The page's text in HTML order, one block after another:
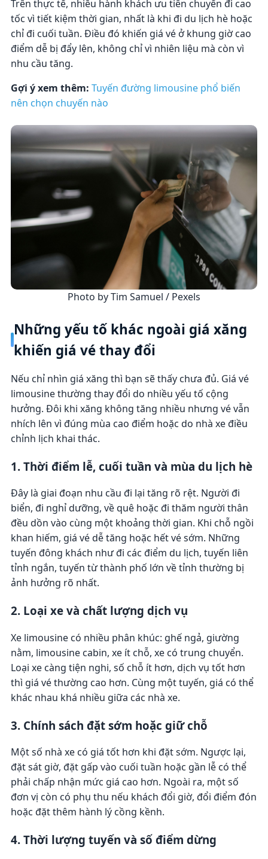
Trên thực tế, nhiều hành khách ưu tiên chuyến đi cao
tốc vì tiết kiệm thời gian, nhất là khi đi du lịch hè hoặc
chỉ đi cuối tuần. Điều đó khiến giá vé ở khung giờ cao
điểm dễ bị đẩy lên, không chỉ vì nhiên liệu mà còn vì
nhu cầu tăng.
Gợi ý xem thêm: Tuyến đường limousine phổ biến
nên chọn chuyến nào
Photo by Tim Samuel / Pexels
Những yếu tố khác ngoài giá xăng
khiến giá vé thay đổi
Nếu chỉ nhìn giá xăng thì bạn sẽ thấy chưa đủ. Giá vé
limousine thường thay đổi do nhiều yếu tố cộng
hưởng. Đôi khi xăng không tăng nhiều nhưng vé vẫn
nhích lên vì đúng mùa cao điểm hoặc do nhà xe điều
chỉnh lịch khai thác.
1. Thời điểm lễ, cuối tuần và mùa du lịch hè
Đây là giai đoạn nhu cầu đi lại tăng rõ rệt. Người đi
biển, đi nghỉ dưỡng, về quê hoặc đi thăm người thân
đều dồn vào cùng một khoảng thời gian. Khi chỗ ngồi
khan hiếm, giá vé dễ tăng hoặc hết vé sớm. Những
tuyến đông khách như đi các điểm du lịch, tuyến liên
tỉnh ngắn, tuyến từ thành phố lớn về tỉnh thường bị
ảnh hưởng rõ nhất.
2. Loại xe và chất lượng dịch vụ
Xe limousine có nhiều phân khúc: ghế ngả, giường
nằm, limousine cabin, xe ít chỗ, xe có trung chuyển.
Loại xe càng tiện nghi, số chỗ ít hơn, dịch vụ tốt hơn
thì giá vé thường cao hơn. Cùng một tuyến, giá có thể
khác nhau khá nhiều giữa các nhà xe.
3. Chính sách đặt sớm hoặc giữ chỗ
Một số nhà xe có giá tốt hơn khi đặt sớm. Ngược lại,
đặt sát giờ, đặt gấp vào cuối tuần hoặc gần lễ có thể
phải chấp nhận mức giá cao hơn. Ngoài ra, một số
đơn vị còn có phụ thu nếu khách đổi giờ, đổi điểm đón
hoặc đặt thêm hành lý cồng kềnh.
4. Thời lượng tuyến và số điểm dừng